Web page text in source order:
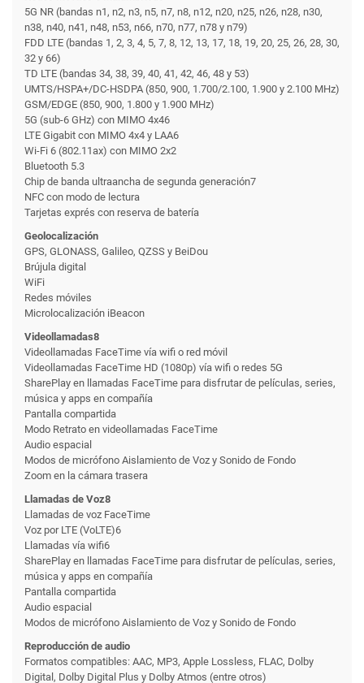
5G NR (bandas n1, n2, n3, n5, n7, n8, n12, n20, n25, n26, n28, n30,
n38, n40, n41, n48, n53, n66, n70, n77, n78 y n79)
FDD LTE (bandas 1, 2, 3, 4, 5, 7, 8, 12, 13, 17, 18, 19, 20, 25, 26, 28, 30,
32 y 66)
TD LTE (bandas 34, 38, 39, 40, 41, 42, 46, 48 y 53)
UMTS/HSPA+/DC-HSDPA (850, 900, 1.700/2.100, 1.900 y 2.100 MHz)
GSM/EDGE (850, 900, 1.800 y 1.900 MHz)
5G (sub-6 GHz) con MIMO 4x46
LTE Gigabit con MIMO 4x4 y LAA6
Wi-Fi 6 (802.11ax) con MIMO 2x2
Bluetooth 5.3
Chip de banda ultraancha de segunda generación7
NFC con modo de lectura
Tarjetas exprés con reserva de batería
Geolocalización
GPS, GLONASS, Galileo, QZSS y BeiDou
Brújula digital
WiFi
Redes móviles
Microlocalización iBeacon
Videollamadas8
Videollamadas FaceTime vía wifi o red móvil
Videollamadas FaceTime HD (1080p) vía wifi o redes 5G
SharePlay en llamadas FaceTime para disfrutar de películas, series,
música y apps en compañía
Pantalla compartida
Modo Retrato en videollamadas FaceTime
Audio espacial
Modos de micrófono Aislamiento de Voz y Sonido de Fondo
Zoom en la cámara trasera
Llamadas de Voz8
Llamadas de voz FaceTime
Voz por LTE (VoLTE)6
Llamadas vía wifi6
SharePlay en llamadas FaceTime para disfrutar de películas, series,
música y apps en compañía
Pantalla compartida
Audio espacial
Modos de micrófono Aislamiento de Voz y Sonido de Fondo
Reproducción de audio
Formatos compatibles: AAC, MP3, Apple Lossless, FLAC, Dolby
Digital, Dolby Digital Plus y Dolby Atmos (entre otros)